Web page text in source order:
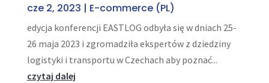
cze 2, 2023 | E-commerce (PL)
edycja konferencji EASTLOG odbyła się w dniach 25-
26 maja 2023 i zgromadziła ekspertów z dziedziny
logistyki i transportu w Czechach aby poznać...
czytaj dalej